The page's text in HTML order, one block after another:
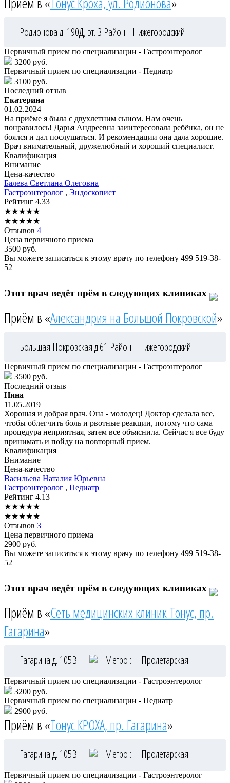
Родионова д. 190Д, эт. 3 Район - Нижегородский
Первичный прием по специализации - Гастроэнтеролог
3200 руб.
Первичный прием по специализации - Педиатр
3100 руб.
Последний отзыв
Екатерина
01.02.2024
На приёме я была с двухлетним сыном. Нам очень
понравилось! Дарья Андреевна заинтересовала ребёнка, он не
боялся и дал послушаться. И рекомендации она дала хорошие.
Врач внимательный, дружелюбный и хороший специалист.
Квалификация
Внимание
Цена-качество
Балева Светлана Олеговна
Гастроэнтеролог , Эндоскопист
Рейтинг 4.33
★★★★★
★★★★★
Отзывов 4
Цена первичного приема
3500 руб.
Вы можете записаться к этому врачу по телефону 499 519-38-
52
Этот врач ведёт прём в следующих клиниках
Приём в «Александрия на Большой Покровской»
Большая Покровская д.61 Район - Нижегородский
Первичный прием по специализации - Гастроэнтеролог
3500 руб.
Последний отзыв
Нина
11.05.2019
Хорошая и добрая врач. Она - молодец! Доктор сделала все,
чтобы облегчить боль и рвотные реакции, потому что сама
процедура неприятная, затем все объяснила. Сейчас я все буду
принимать и пойду на повторный прием.
Квалификация
Внимание
Цена-качество
Васильева Наталия Юрьевна
Гастроэнтеролог , Педиатр
Рейтинг 4.13
★★★★★
★★★★★
Отзывов 3
Цена первичного приема
2900 руб.
Вы можете записаться к этому врачу по телефону 499 519-38-
52
Этот врач ведёт прём в следующих клиниках
Приём в «Сеть медицинских клиник Тонус, пр.
Гагарина»
Гагарина д. 105В Метро : Пролетарская
Первичный прием по специализации - Гастроэнтеролог
3200 руб.
Первичный прием по специализации - Педиатр
2900 руб.
Приём в «Тонус КРОХА, пр. Гагарина»
Гагарина д. 105В Метро : Пролетарская
Первичный прием по специализации - Гастроэнтеролог